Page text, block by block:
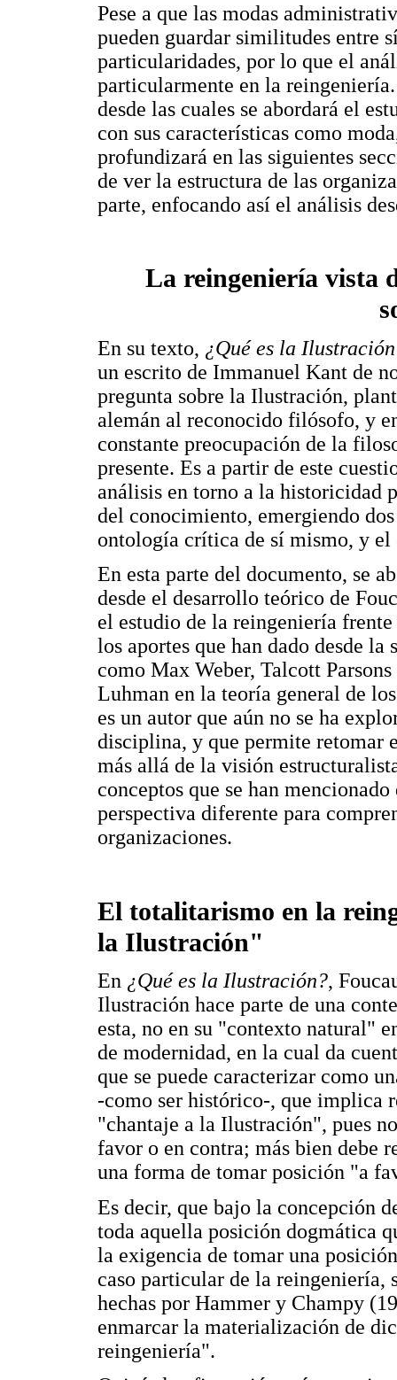
Pese a que las modas
pueden guardar similitudes entre
particularidades, por lo que el
particularmente en la
desde las cuales se abordará el
con sus características como
profundizará en las siguientes
de ver la estructura de las
parte, enfocando así el análisis
La reingeniería vista
En su texto, ¿Qué es la
un escrito de Immanuel Kant de
pregunta sobre la Ilustración,
alemán al reconocido filósofo, y
constante preocupación de la
presente. Es a partir de este
análisis en torno a la historicidad
del conocimiento, emergiendo
ontología crítica de sí mismo, y
En esta parte del documento, se
desde el desarrollo teórico de
el estudio de la reingeniería
los aportes que han dado desde
como Max Weber, Talcott
Luhman en la teoría general de
es un autor que aún no se ha
disciplina, y que permite retomar
más allá de la visión
conceptos que se han
perspectiva diferente para
organizaciones.
El totalitarismo en la
la Ilustración"
En ¿Qué es la Ilustración?,
Ilustración hace parte de una
esta, no en su "contexto natural"
de modernidad, en la cual da
que se puede caracterizar como
-como ser histórico-, que implica
"chantaje a la Ilustración", pues
favor o en contra; más bien debe
una forma de tomar posición "a
Es decir, que bajo la concepción
toda aquella posición dogmática
la exigencia de tomar una
caso particular de la reingeniería,
hechas por Hammer y Champy
enmarcar la materialización de
reingeniería".